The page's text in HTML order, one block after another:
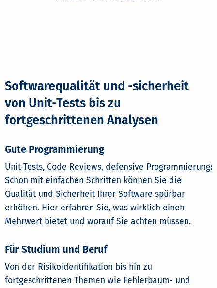
Softwarequalität und -sicherheit
von Unit-Tests bis zu
fortgeschrittenen Analysen
Gute Programmierung
Unit-Tests, Code Reviews, defensive Programmierung:
Schon mit einfachen Schritten können Sie die
Qualität und Sicherheit Ihrer Software spürbar
erhöhen. Hier erfahren Sie, was wirklich einen
Mehrwert bietet und worauf Sie achten müssen.
Für Studium und Beruf
Von der Risikoidentifikation bis hin zu
fortgeschrittenen Themen wie Fehlerbaum- und